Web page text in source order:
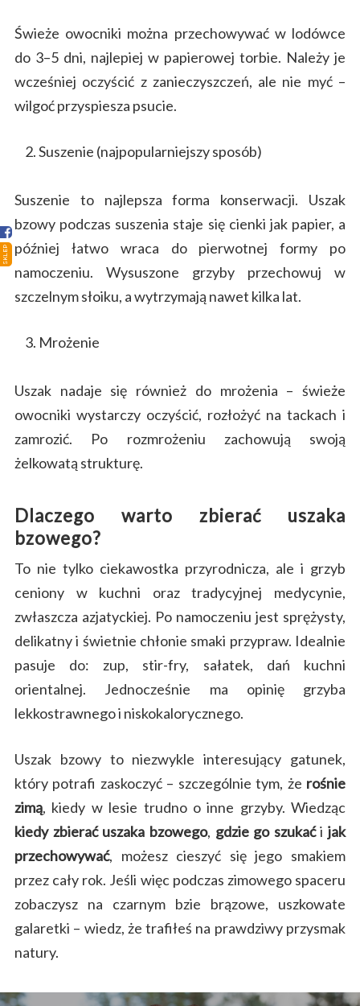
SKLEP
Świeże owocniki można przechowywać w lodówce
do 3–5 dni, najlepiej w papierowej torbie. Należy je
wcześniej oczyścić z zanieczyszczeń, ale nie myć –
wilgoć przyspiesza psucie.
Suszenie (najpopularniejszy sposób)
Suszenie to najlepsza forma konserwacji. Uszak
bzowy podczas suszenia staje się cienki jak papier, a
później łatwo wraca do pierwotnej formy po
namoczeniu. Wysuszone grzyby przechowuj w
szczelnym słoiku, a wytrzymają nawet kilka lat.
Mrożenie
Uszak nadaje się również do mrożenia – świeże
owocniki wystarczy oczyścić, rozłożyć na tackach i
zamrozić. Po rozmrożeniu zachowują swoją
żelkowatą strukturę.
Dlaczego warto zbierać uszaka
bzowego?
To nie tylko ciekawostka przyrodnicza, ale i grzyb
ceniony w kuchni oraz tradycyjnej medycynie,
zwłaszcza azjatyckiej. Po namoczeniu jest sprężysty,
delikatny i świetnie chłonie smaki przypraw. Idealnie
pasuje do: zup, stir-fry, sałatek, dań kuchni
orientalnej. Jednocześnie ma opinię grzyba
lekkostrawnego i niskokalorycznego.
Uszak bzowy to niezwykle interesujący gatunek,
który potrafi zaskoczyć – szczególnie tym, że rośnie
zimą, kiedy w lesie trudno o inne grzyby. Wiedząc
kiedy zbierać uszaka bzowego, gdzie go szukaćijak
przechowywać, możesz cieszyć się jego smakiem
przez cały rok. Jeśli więc podczas zimowego spaceru
zobaczysz na czarnym bzie brązowe, uszkowate
galaretki – wiedz, że trafiłeś na prawdziwy przysmak
natury.
Sklep
Porady
Ciekawostki
Atlas grzybów
Kontakt